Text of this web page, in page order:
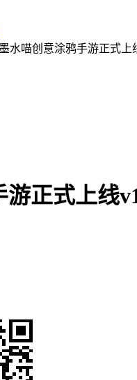
水喵创意涂鸦手游正式上
正式上线